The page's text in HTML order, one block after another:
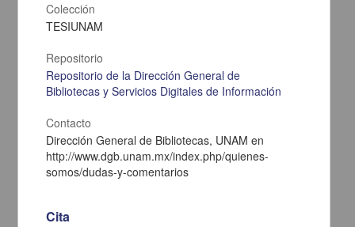
Validacion del proceso de llenado simulado simultaneo en lineas
de produccion de polvo esteriles
Roussell Martinez, Hugo
Colección
TESIUNAM
Repositorio
Repositorio de la Dirección General de
Bibliotecas y Servicios Digitales de Información
Contacto
Dirección General de Bibliotecas, UNAM en
http://www.dgb.unam.mx/index.php/quienes-
somos/dudas-y-comentarios
Cita